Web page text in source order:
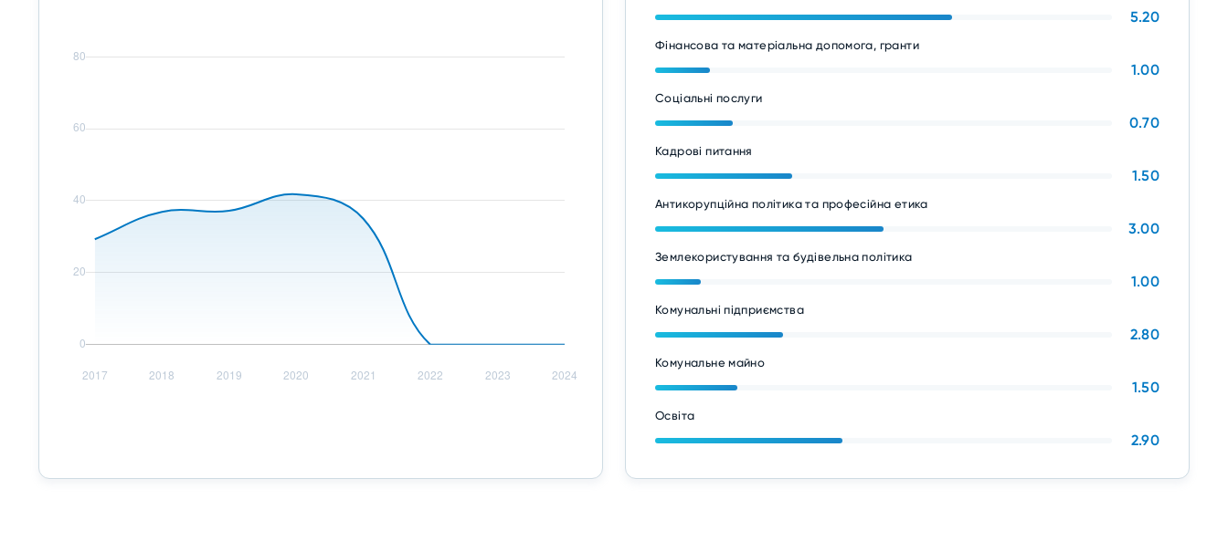
5.20
Фінансова та матеріальна допомога, гранти
1.00
Соціальні послуги
0.70
Кадрові питання
1.50
Антикорупційна політика та професійна етика
3.00
Землекористування та будівельна політика
1.00
Комунальні підприємства
2.80
Комунальне майно
1.50
Освіта
2.90